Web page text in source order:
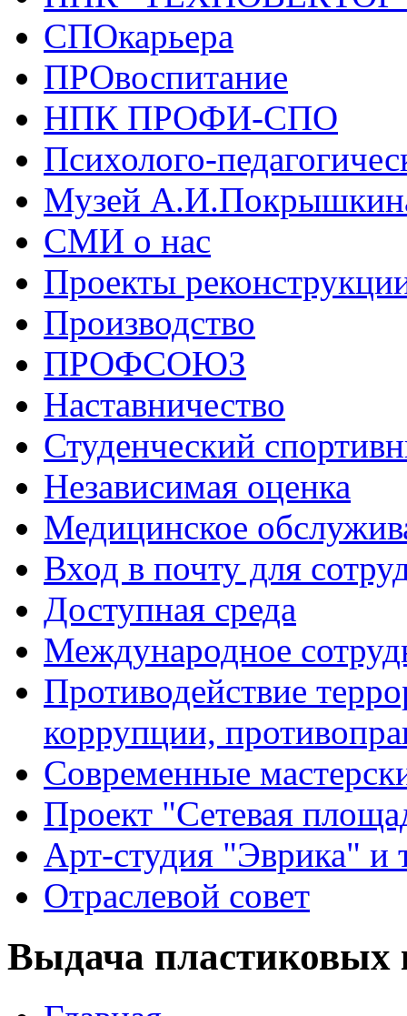
СПОкарьера
ПРОвоспитание
НПК ПРОФИ-СПО
Психолого-
Музей
СМИ о нас
Проекты
Производство
ПРОФСОЮЗ
Наставничество
Студенческий
Независимая оценка
Медицинское
Вход в почту для
Доступная среда
Международное
Противодействие
коррупции,
Современные
Проект "Сетевая
Арт-студия "Эврика" и
Отраслевой совет
Выдача пластиковых